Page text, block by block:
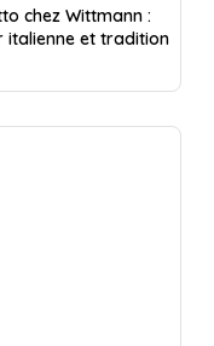
chez Wittmann :
italienne et tradition